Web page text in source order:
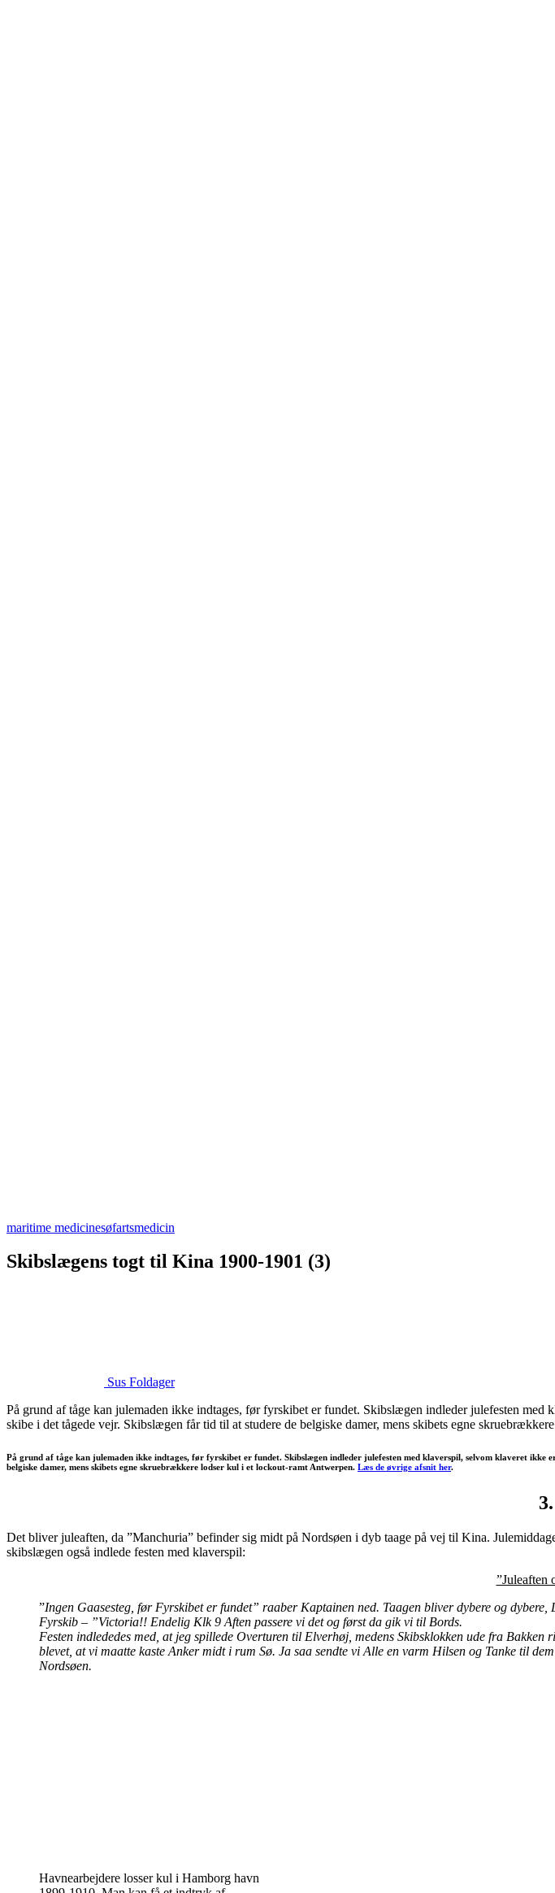
maritime medicinesøfartsmedicin
Skibslægens togt til Kina 1900-1901 (3)
Sus Foldager
På grund af tåge kan julemaden ikke indtages, før fyrskibet er fundet. Skibslægen indleder julefesten
skibe i det tågede vejr. Skibslægen får tid til at studere de belgiske damer, mens skibets egne
På grund af tåge kan julemaden ikke indtages, før fyrskibet er fundet. Skibslægen indleder julefesten med klaverspil, selvom klaveret
belgiske damer, mens skibets egne skruebrækkere lodser kul i et lockout-ramt Antwerpen. Læs de øvrige afsnit her.
3.
Det bliver juleaften, da ”Manchuria” befinder sig midt på Nordsøen i dyb taage på vej til Kina.
skibslægen også indlede festen med klaverspil:
”Juleaften
”Ingen Gaasesteg, før Fyrskibet er fundet” raaber Kaptainen ned. Taagen bliver dybere og
Fyrskib – ”Victoria!! Endelig Klk 9 Aften passere vi det og først da gik vi til Bords.
Festen indlededes med, at jeg spillede Overturen til Elverhøj, medens Skibsklokken ude fra
blevet, at vi maatte kaste Anker midt i rum Sø. Ja saa sendte vi Alle en varm Hilsen og Tanke til
Nordsøen.
Havnearbejdere losser kul i Hamborg havn